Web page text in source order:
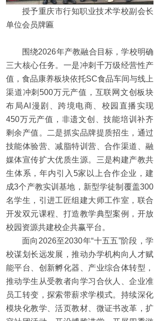
授予重庆市行知职业技术学校副会长
单位会员牌匾
围绕2026年产教融合目标，学校明确
三大核心任务。一是冲刺千万级经营性产
值，食品康养板块依托SC食品车间与线上
渠道冲刺500万元产值，互联网文创板块
布局AI漫剧、跨境电商、校园直播实现
450万元产值，非遗文创、技能培训补齐
剩余产值。二是抓实品牌提质招生，通过
技能体验营、减脂特训营、合作渠道、融
媒体宣传扩大优质生源。三是构建产教共
生体系，年内引入5家以上合作企业，建
成3个产教实训基地，新型学徒制覆盖300
名学生，引进工匠组建大师工作室，联合
开发双元课程、打造教学典型案例，开放
校园资源共建校企共赢平台。
面向2026至2030年“十五五”阶段，学
校谋划长远发展，推动办学机构向人才赋
能平台、创新孵化器、产业综合体转型，
推动学生从受教者向学习合伙人、企业准
员工转变，探索带薪求学模式。持续深化
模块化教学、活页教材、微证书改革，扩